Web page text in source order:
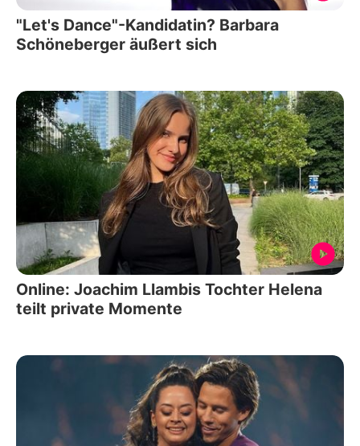
"Let's Dance"-Kandidatin? Barbara
Schöneberger äußert sich
Online: Joachim Llambis Tochter Helena
teilt private Momente